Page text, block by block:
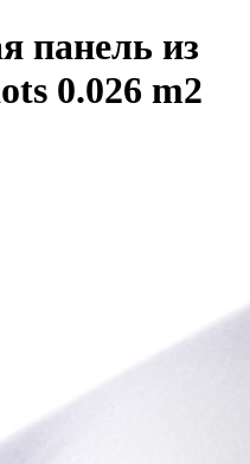
панель из
0.026 m2